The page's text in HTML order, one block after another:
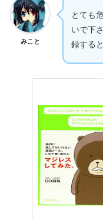
みこと
とても
いで下
録する